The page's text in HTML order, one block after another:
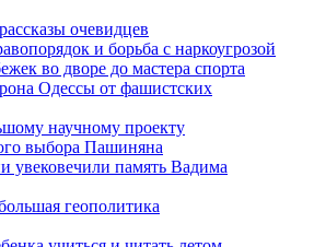
очевидцев
и борьба с наркоугрозой
во дворе до мастера спорта
Одессы от фашистских
научному проекту
выбора Пашиняна
память Вадима
геополитика